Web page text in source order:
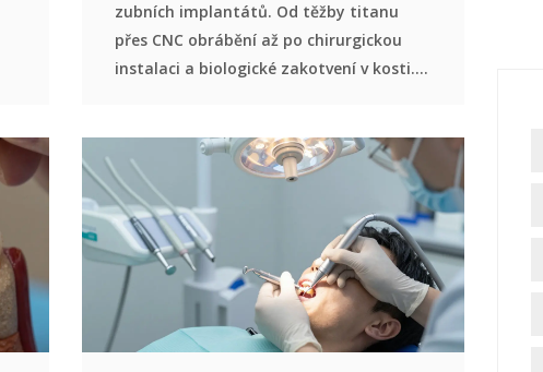
zubních implantátů. Od těžby titanu
přes CNC obrábění až po chirurgickou
instalaci a biologické zakotvení v kosti.